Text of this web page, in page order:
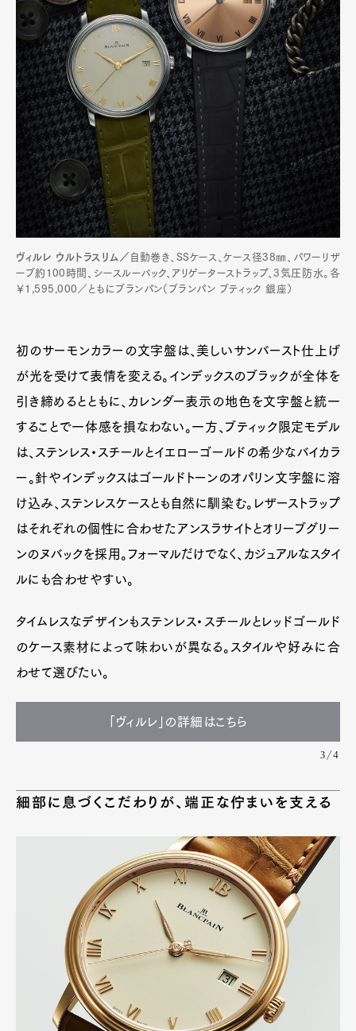
ヴィルレ ウルトラスリム／ 自動巻き、SSケース、ケース径38㎜、パワーリザ
ーブ約100時間、シースルーバック、アリゲーターストラップ、3気圧防水。各
￥1,595,000／ともにブランパン（ブランパン ブティック 銀座）
初のサーモンカラーの文字盤は、美しいサンバースト仕上げ
が光を受けて表情を変える。インデックスのブラックが全体を
引き締めるとともに、カレンダー表示の地色を文字盤と統一
することで一体感を損なわない。一方、ブティック限定モデル
は、ステンレス・スチールとイエローゴールドの希少なバイカラ
ー。針やインデックスはゴールドトーンのオパリン文字盤に溶
け込み、ステンレスケースとも自然に馴染む。レザーストラップ
はそれぞれの個性に合わせたアンスラサイトとオリーブグリー
ンのヌバックを採用。フォーマルだけでなく、カジュアルなスタイ
ルにも合わせやすい。
タイムレスなデザインもステンレス・スチールとレッドゴールド
のケース素材によって味わいが異なる。スタイルや好みに合
わせて選びたい。
「ヴィルレ」の詳細はこちら
3/4
細部に息づくこだわりが、端正な佇まいを支える